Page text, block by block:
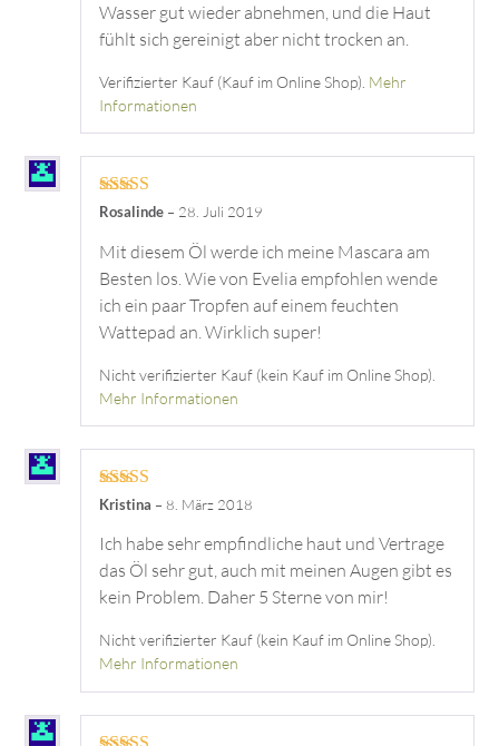
Wasser gut wieder abnehmen, und die Haut
fühlt sich gereinigt aber nicht trocken an.
Verifizierter Kauf (Kauf im Online Shop). Mehr
Informationen
Bewertet mit
Rosalinde – 28. Juli 2019
Mit diesem Öl werde ich meine Mascara am
Besten los. Wie von Evelia empfohlen wende
ich ein paar Tropfen auf einem feuchten
Wattepad an. Wirklich super!
Nicht verifizierter Kauf (kein Kauf im Online Shop).
Mehr Informationen
Bewertet mit
Kristina – 8. März 2018
Ich habe sehr empfindliche haut und Vertrage
das Öl sehr gut, auch mit meinen Augen gibt es
kein Problem. Daher 5 Sterne von mir!
Nicht verifizierter Kauf (kein Kauf im Online Shop).
Mehr Informationen